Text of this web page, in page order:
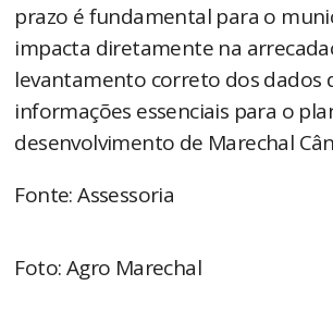
prazo é fundamental para o
impacta diretamente na
levantamento correto dos dados
informações essenciais para o
desenvolvimento de Marechal
Fonte: Assessoria
Foto: Agro Marechal